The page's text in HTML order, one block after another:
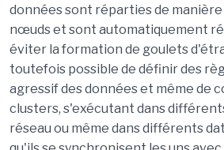
données sont réparties de
nœuds et sont automatiquement
éviter la formation de goulets
toutefois possible de définir des
agressif des données et même de
clusters, s'exécutant dans
réseau ou même dans différents